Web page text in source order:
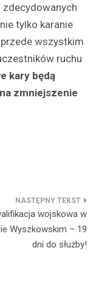
tylko karanie
wszystkim
ruchu
kary będą
zmniejszenie
wojskowa w
Wyszkowskim – 19
dni do służby!